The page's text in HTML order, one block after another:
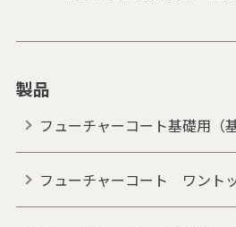
製品
フューチャーコート基礎用（
フューチャーコート ワント